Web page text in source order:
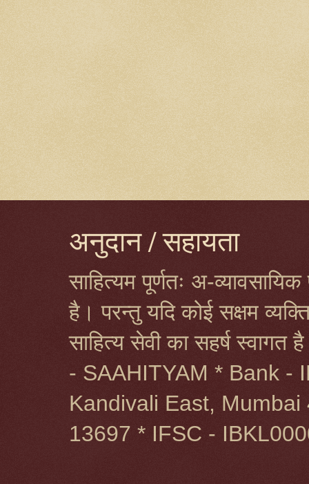
अनुदान / सहायता
साहित्यम पूर्णतः अ-
है। परन्तु यदि कोई सक्षम
साहित्य सेवी का सहर्ष
- SAAHITYAM * Bank -
Kandivali East,
13697 * IFSC -